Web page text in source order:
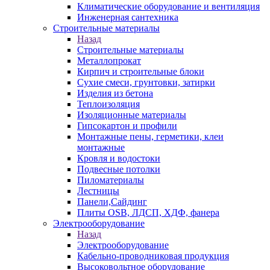
Климатические оборудование и вентиляция
Инженерная сантехника
Строительные материалы
Назад
Строительные материалы
Металлопрокат
Кирпич и строительные блоки
Сухие смеси, грунтовки, затирки
Изделия из бетона
Теплоизоляция
Изоляционные материалы
Гипсокартон и профили
Монтажные пены, герметики, клеи
монтажные
Кровля и водостоки
Подвесные потолки
Пиломатериалы
Лестницы
Панели,Сайдинг
Плиты OSB, ЛДСП, ХДФ, фанера
Электрооборудование
Назад
Электрооборудование
Кабельно-проводниковая продукция
Высоковольтное оборудование